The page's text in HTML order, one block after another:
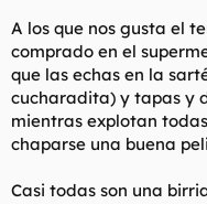
A los que nos gusta el
comprado en el
que las echas en la
cucharadita) y tapas y
mientras explotan
chaparse una buena
Casi todas son una